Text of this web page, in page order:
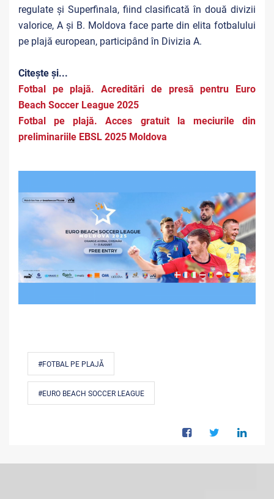
regulate și Superfinala, fiind clasificată în două divizii
valorice, A și B. Moldova face parte din elita fotbalului
pe plajă european, participând în Divizia A.
Citește și...
Fotbal pe plajă. Acreditări de presă pentru Euro
Beach Soccer League 2025
Fotbal pe plajă. Acces gratuit la meciurile din
preliminariile EBSL 2025 Moldova
#FOTBAL PE PLAJĂ
#EURO BEACH SOCCER LEAGUE